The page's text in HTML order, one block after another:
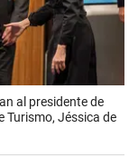
al presidente de
Turismo, Jéssica de